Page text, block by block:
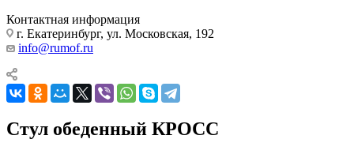
Контактная информация
г. Екатеринбург, ул. Московская, 192
info@rumof.ru
Стул обеденный КРОСС